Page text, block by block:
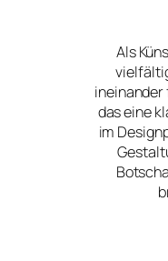
Als
das eine
im